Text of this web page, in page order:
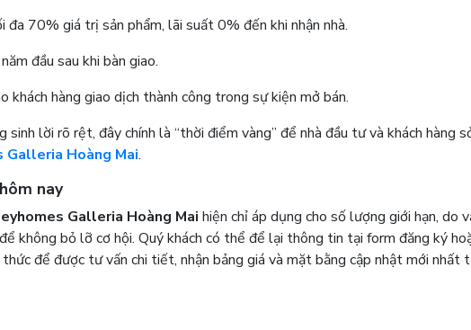
đa 70% giá trị sản phẩm, lãi suất 0% đến khi nhận nhà.
đầu sau khi bàn giao.
khách hàng giao dịch thành công trong sự kiện mở bán.
sinh lời rõ rệt, đây chính là “thời điểm vàng” để nhà đầu tư và khách hàng
Galleria Hoàng Mai.
nay
Galleria Hoàng Mai hiện chỉ áp dụng cho số lượng giới hạn, do
không bỏ lỡ cơ hội. Quý khách có thể để lại thông tin tại form đăng ký
để được tư vấn chi tiết, nhận bảng giá và mặt bằng cập nhật mới nhất